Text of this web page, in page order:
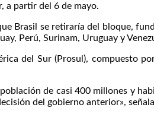
a partir del 6 de mayo.
Brasil se retiraría del bloque,
Perú, Surinam, Uruguay y
del Sur (Prosul), compuesto
de casi 400 millones y
del gobierno anterior»,